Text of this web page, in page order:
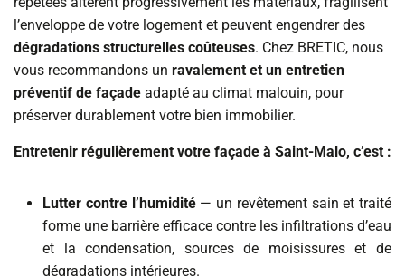
l’enveloppe de votre logement et peuvent engendrer des
dégradations structurelles coûteuses. Chez BRETIC, nous
vous recommandons un ravalement et un entretien
préventif de façade adapté au climat malouin, pour
préserver durablement votre bien immobilier.
Entretenir régulièrement votre façade à Saint-Malo, c’est :
Lutter contre l’humidité— un revêtement sain et traité
forme une barrière efficace contre les infiltrations d’eau
et la condensation, sources de moisissures et de
dégradations intérieures.